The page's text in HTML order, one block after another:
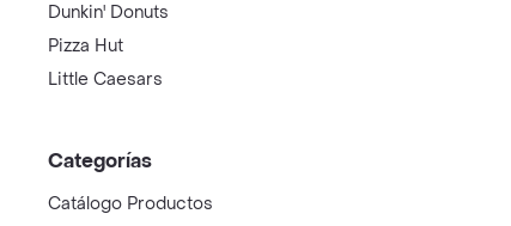
Dunkin' Donuts
Pizza Hut
Little Caesars
Categorías
Catálogo Productos